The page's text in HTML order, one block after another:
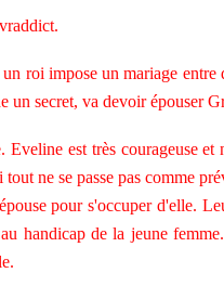
roi impose un mariage
un secret, va devoir épouser
Eveline est très courageuse
ne se passe pas comme
pour s'occuper d'elle.
handicap de la jeune